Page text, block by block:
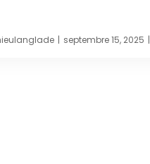
| septembre 15, 2025 |